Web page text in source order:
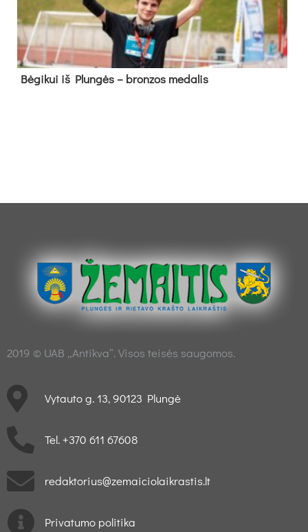
Bė­gi­kui iš Plun­gės – bron­zos me­da­lis
2019 © UAB „Antikva“. Visos teisės saugomos.
Vytauto g. 13, 90123 Plungė
Tel. +370 611 67608
redaktorius@zemaiciolaikrastis.lt
Privatumo politika